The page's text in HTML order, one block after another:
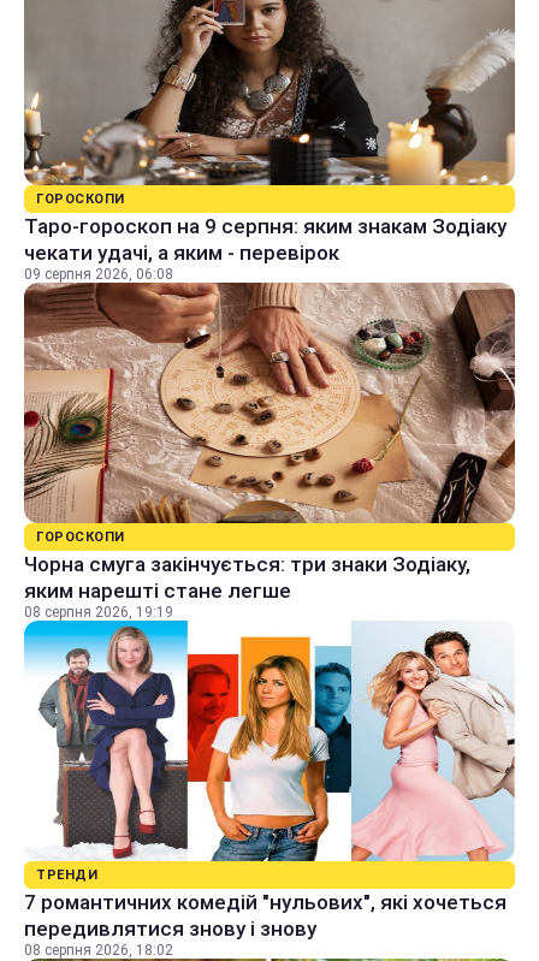
ГОРОСКОПИ
Таро-гороскоп на 9 серпня: яким знакам Зодіаку
чекати удачі, а яким - перевірок
09 серпня 2026, 06:08
ГОРОСКОПИ
Чорна смуга закінчується: три знаки Зодіаку,
яким нарешті стане легше
08 серпня 2026, 19:19
ТРЕНДИ
7 романтичних комедій "нульових", які хочеться
передивлятися знову і знову
08 серпня 2026, 18:02